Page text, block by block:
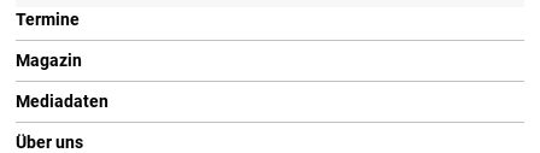
Termine
Magazin
Mediadaten
Über uns